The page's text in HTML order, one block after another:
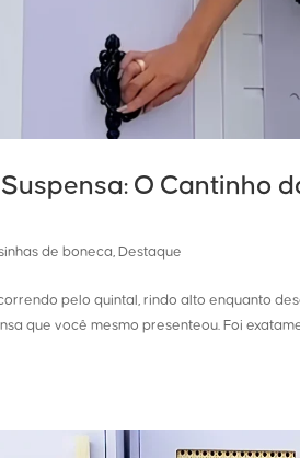
O Cantinho
de boneca ,Destaque
pelo quintal, rindo alto enquanto
que você mesmo presenteou. Foi